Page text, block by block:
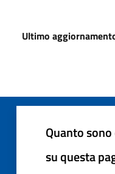
Ultimo
Quanto
su questa